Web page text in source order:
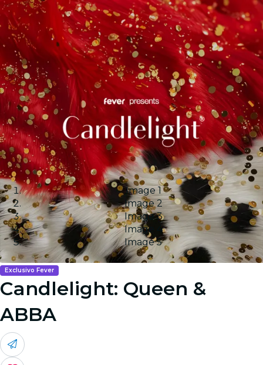
Image 1
Image 2
Image 3
Image 4
Image 5
Exclusivo Fever
Candlelight: Queen &
ABBA